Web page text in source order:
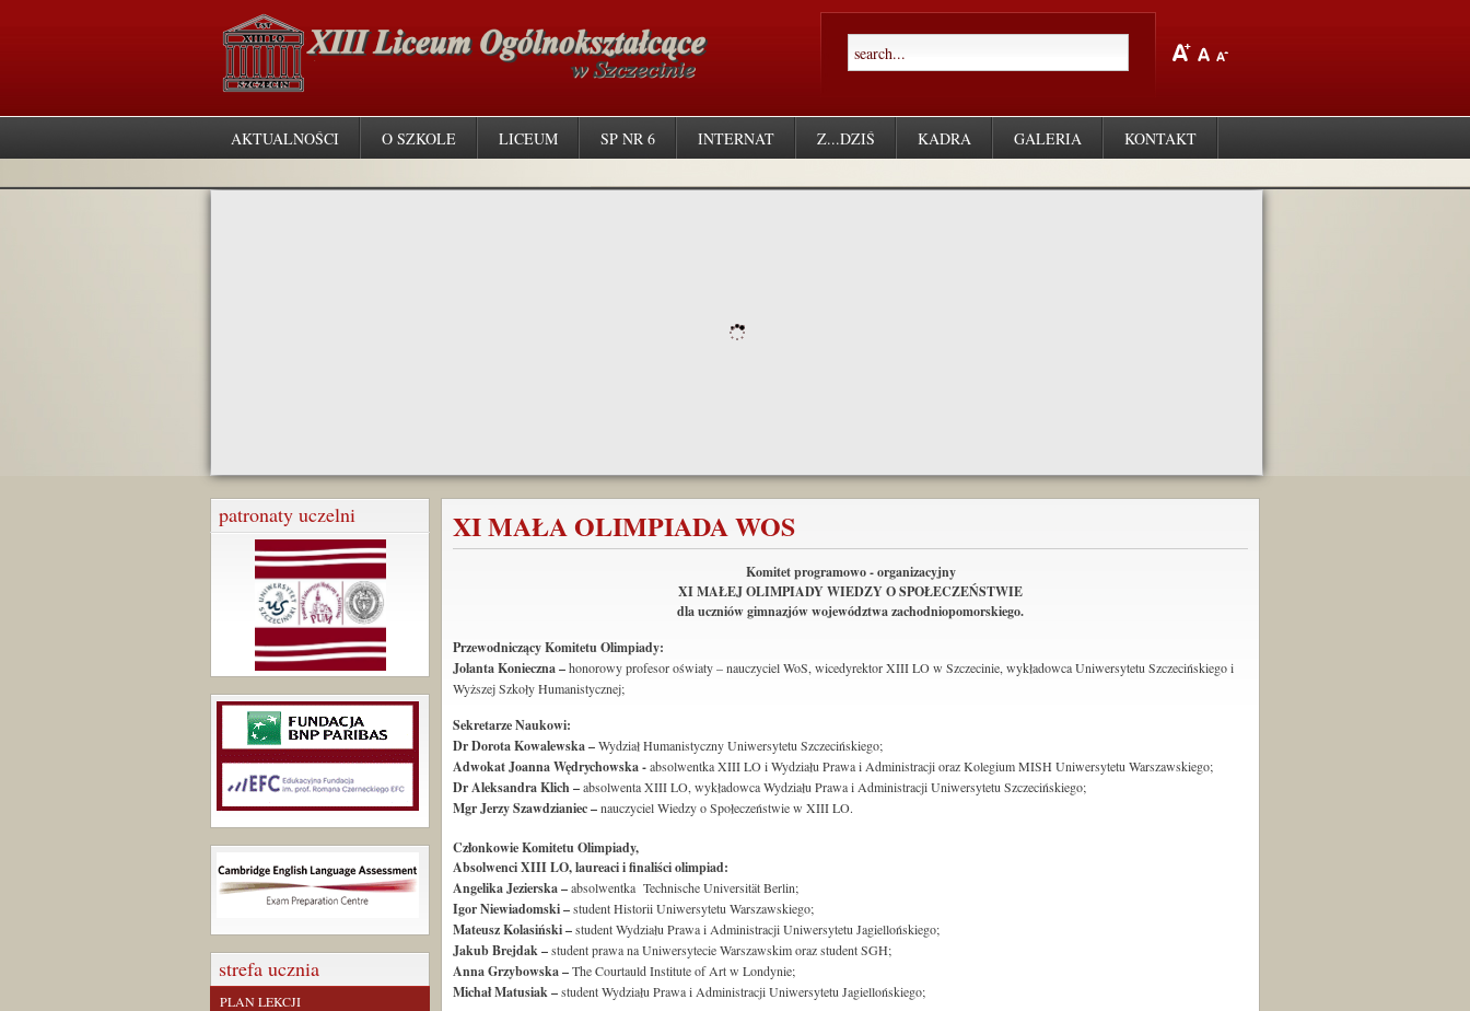
AKTUALNOŚCI O SZKOLE LICEUM SP NR 6 INTERNAT Z...DZIŚ KADRA GALERIA KONTAKT
XI MAŁA OLIMPIADA WOS
Komitet programowo - organizacyjny
XI MAŁEJ OLIMPIADY WIEDZY O SPOŁECZEŃSTWIE
dla uczniów gimnazjów województwa zachodniopomorskiego.
Przewodniczący Komitetu Olimpiady:
Jolanta Konieczna –honorowy profesor oświaty – nauczyciel WoS, wicedyrektor XIII LO w Szczecinie, wykładowca Uniwersytetu Szczecińskiego i
Wyższej Szkoły Humanistycznej;
Sekretarze Naukowi:
Dr Dorota Kowalewska –Wydział Humanistyczny Uniwersytetu Szczecińskiego;
Adwokat Joanna Wędrychowska -absolwentka XIII LO i Wydziału Prawa i Administracji oraz Kolegium MISH Uniwersytetu Warszawskiego;
Dr Aleksandra Klich –absolwenta XIII LO, wykładowca Wydziału Prawa i Administracji Uniwersytetu Szczecińskiego;
Mgr Jerzy Szawdzianiec –nauczyciel Wiedzy o Społeczeństwie w XIII LO.
Członkowie Komitetu Olimpiady,
Absolwenci XIII LO, laureaci i finaliści olimpiad:
Angelika Jezierska– absolwentka Technische Universität Berlin;
Igor Niewiadomski– student Historii Uniwersytetu Warszawskiego;
Mateusz Kolasiński– student Wydziału Prawa i Administracji Uniwersytetu Jagiellońskiego;
Jakub Brejdak– student prawa na Uniwersytecie Warszawskim oraz student SGH;
Anna Grzybowska– The Courtauld Institute of Art w Londynie;
Michał Matusiak– student Wydziału Prawa i Administracji Uniwersytetu Jagiellońskiego;
patronaty uczelni
strefa ucznia
PLAN LEKCJI